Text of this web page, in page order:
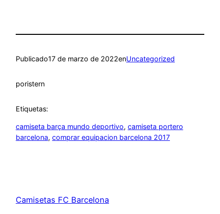
Publicado17 de marzo de 2022enUncategorized
poristern
Etiquetas:
camiseta barça mundo deportivo, camiseta portero
barcelona, comprar equipacion barcelona 2017
Camisetas FC Barcelona